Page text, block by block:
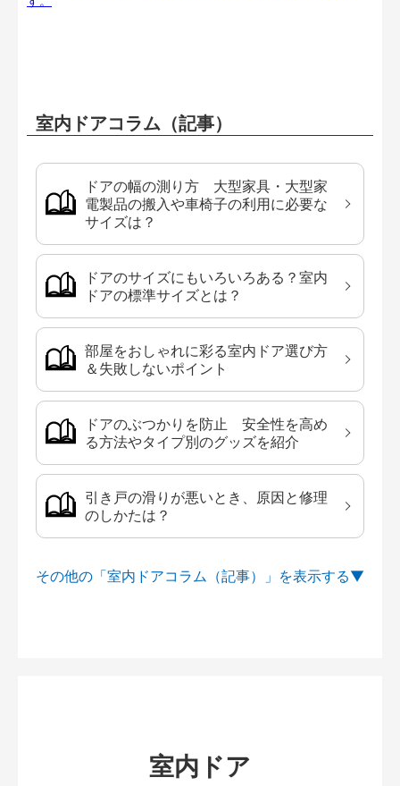
室内ドアコラム（記事）
ドアの幅の測り方 大型家具・大型家
電製品の搬入や車椅子の利用に必要な
サイズは？
ドアのサイズにもいろいろある？室内
ドアの標準サイズとは？
部屋をおしゃれに彩る室内ドア選び方
＆失敗しないポイント
ドアのぶつかりを防止 安全性を高め
る方法やタイプ別のグッズを紹介
引き戸の滑りが悪いとき、原因と修理
のしかたは？
その他の「室内ドアコラム（記事）」を
室内ドア